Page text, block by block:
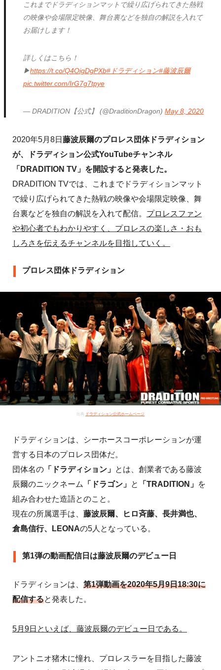
これまでドラディションマットで繰り広げられてきた熱戦
の映像や会場限定映像、舞台裏などを独自の解説を入れて
お届けします！
詳しくはこちら！
▶︎https://t.co/Q4OigDgPXb#ドラディション#藤波辰爾
pic.twitter.com/IrG7g7tpye
— DRADITION【公式】 (@DraditionDragon)May 8, 2020
2020年5月8日 藤波辰爾のプロレス団体ドラディション
が、ドラディション公式YouTubeチャンネル
「DRADITION TV」を開設すると発表した。
DRADITION TVでは、これまでドラディションマット
で繰り広げられてきた熱戦の映像や会場限定映像、舞
台裏などを独自の解説を入れて配信。 プロレスファン
や初心者でもわかりやすく、プロレスの楽しさ・おも
しろさを伝えるチャンネルを目指していく。
プロレス団体ドラディション
出典 ドラディション公式ホームページ
ドラディションは、シーホースコーポレーションが運
営する日本のプロレス団体だ。
団体名の 「ドラディション」 とは、創業者である藤波
辰爾のニックネーム
「ドラゴン」 と 「TRADITION」 を
組み合わせた造語とのこと。
現在の所属選手は、 藤波辰爾、ヒロ斉藤、長井満也、
倉島信行、LEONAの5人となっている。
第1弾の動画配信日は藤波辰爾のデビュー日
ドラディションは、 第1弾動画を2020年5月9日18:30に
配信すると発表した。
5月9日といえば、藤波辰爾のデビュー日である。
アントニオ猪木に憧れ、プロレスラーを目指した藤波